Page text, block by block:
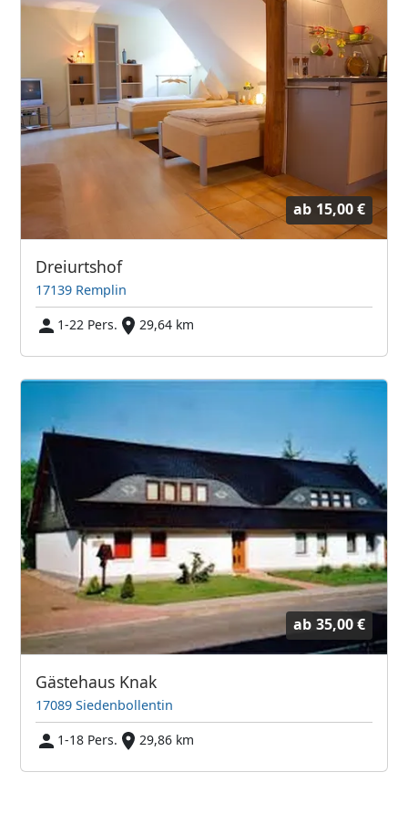
ab 15,00 €
Dreiurtshof
17139 Remplin
1-22 Pers.
29,64 km
ab 35,00 €
Gästehaus Knak
17089 Siedenbollentin
1-18 Pers.
29,86 km